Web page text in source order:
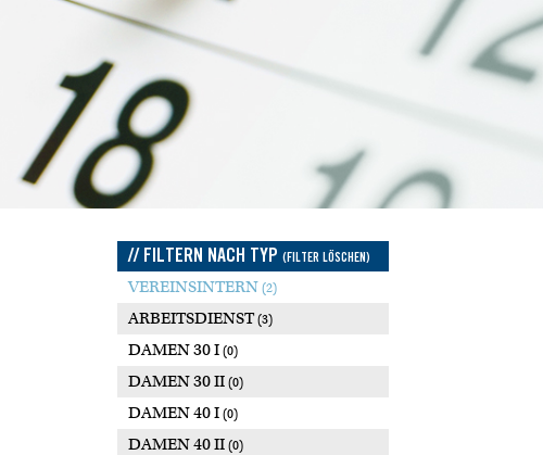
// FILTERN NACH TYP (FILTER LÖSCHEN)
VEREINSINTERN (2)
ARBEITSDIENST(3)
DAMEN 30 I (0)
DAMEN 30 II (0)
DAMEN 40 I (0)
DAMEN 40 II (0)